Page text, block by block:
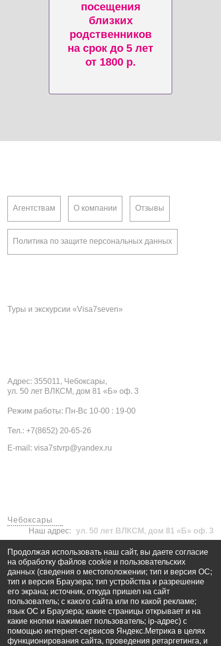
посещения
близких
родственников
на срок до 5 лет
от 1800 р.
Адрес: 355011, Чебоксары,
ул. 50 лет ВЛКСМ, дом 81 «Б» оф. 3
Режим работы: Пн-Вс 10-00 : 19-00
Тел.: +7(8652) 20-65-26
E-mail: visa7stvrp@yandex.ru
Агентствам О компании Отзывы
Политика по защите персональных данных
Туры и экскурсии «Visa7seven»
Чебоксары
Наш адрес:
ул. 50 лет ВЛКСМ, дом 81 «Б» оф. 3
visa7stvrp@yandex.ru
+7 (8652) 20-65-26
© Все права защищены - OOO «Многопрофильный
визовый центр «Виза 7» Запрещается использование
Продолжая использовать наш сайт, вы даете согласие
на обработку файлов cookie и пользовательских
данных (сведения о местоположении; тип и версия ОС;
тип и версия Браузера; тип устройства и разрешение
его экрана; источник, откуда пришел на сайт
пользователь; с какого сайта или по какой рекламе;
язык ОС и Браузера; какие страницы открывает и на
какие кнопки нажимает пользователь; ip-адрес) с
помощью интернет-сервисов Яндекс.Метрика в целях
функционирования сайта, проведения ретаргетинга, и